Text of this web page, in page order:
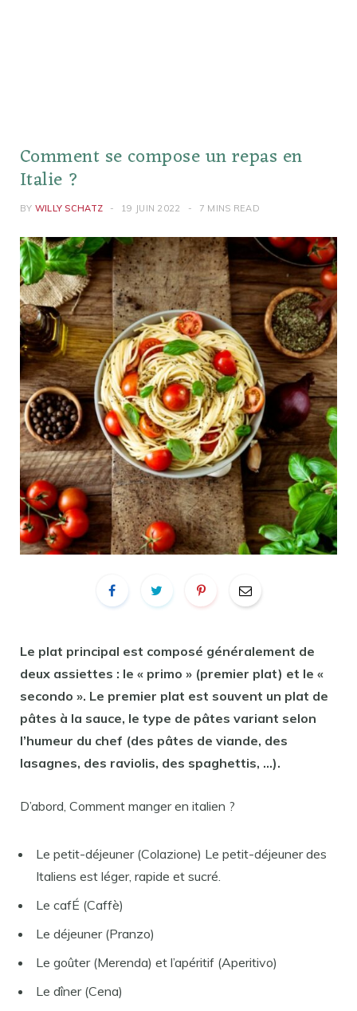
Comment se compose un repas en
Italie ?
BY WILLY SCHATZ 19 JUIN 2022 7 MINS READ
Le plat principal est composé généralement de
deux assiettes : le « primo » (premier plat) et le «
secondo ». Le premier plat est souvent un plat de
pâtes à la sauce, le type de pâtes variant selon
l’humeur du chef (des pâtes de viande, des
lasagnes, des raviolis, des spaghettis, …).
D’abord, Comment manger en italien ?
Le petit-déjeuner (Colazione) Le petit-déjeuner des
Italiens est léger, rapide et sucré.
Le cafÉ (Caffè)
Le déjeuner (Pranzo)
Le goûter (Merenda) et l’apéritif (Aperitivo)
Le dîner (Cena)